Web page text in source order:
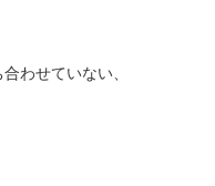
わせていない、